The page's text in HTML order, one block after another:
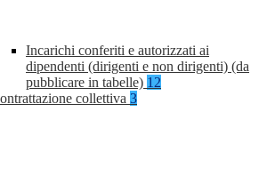
Incarichi conferiti e autorizzati ai
dipendenti (dirigenti e non dirigenti) (da
pubblicare in tabelle) 12
collettiva 3